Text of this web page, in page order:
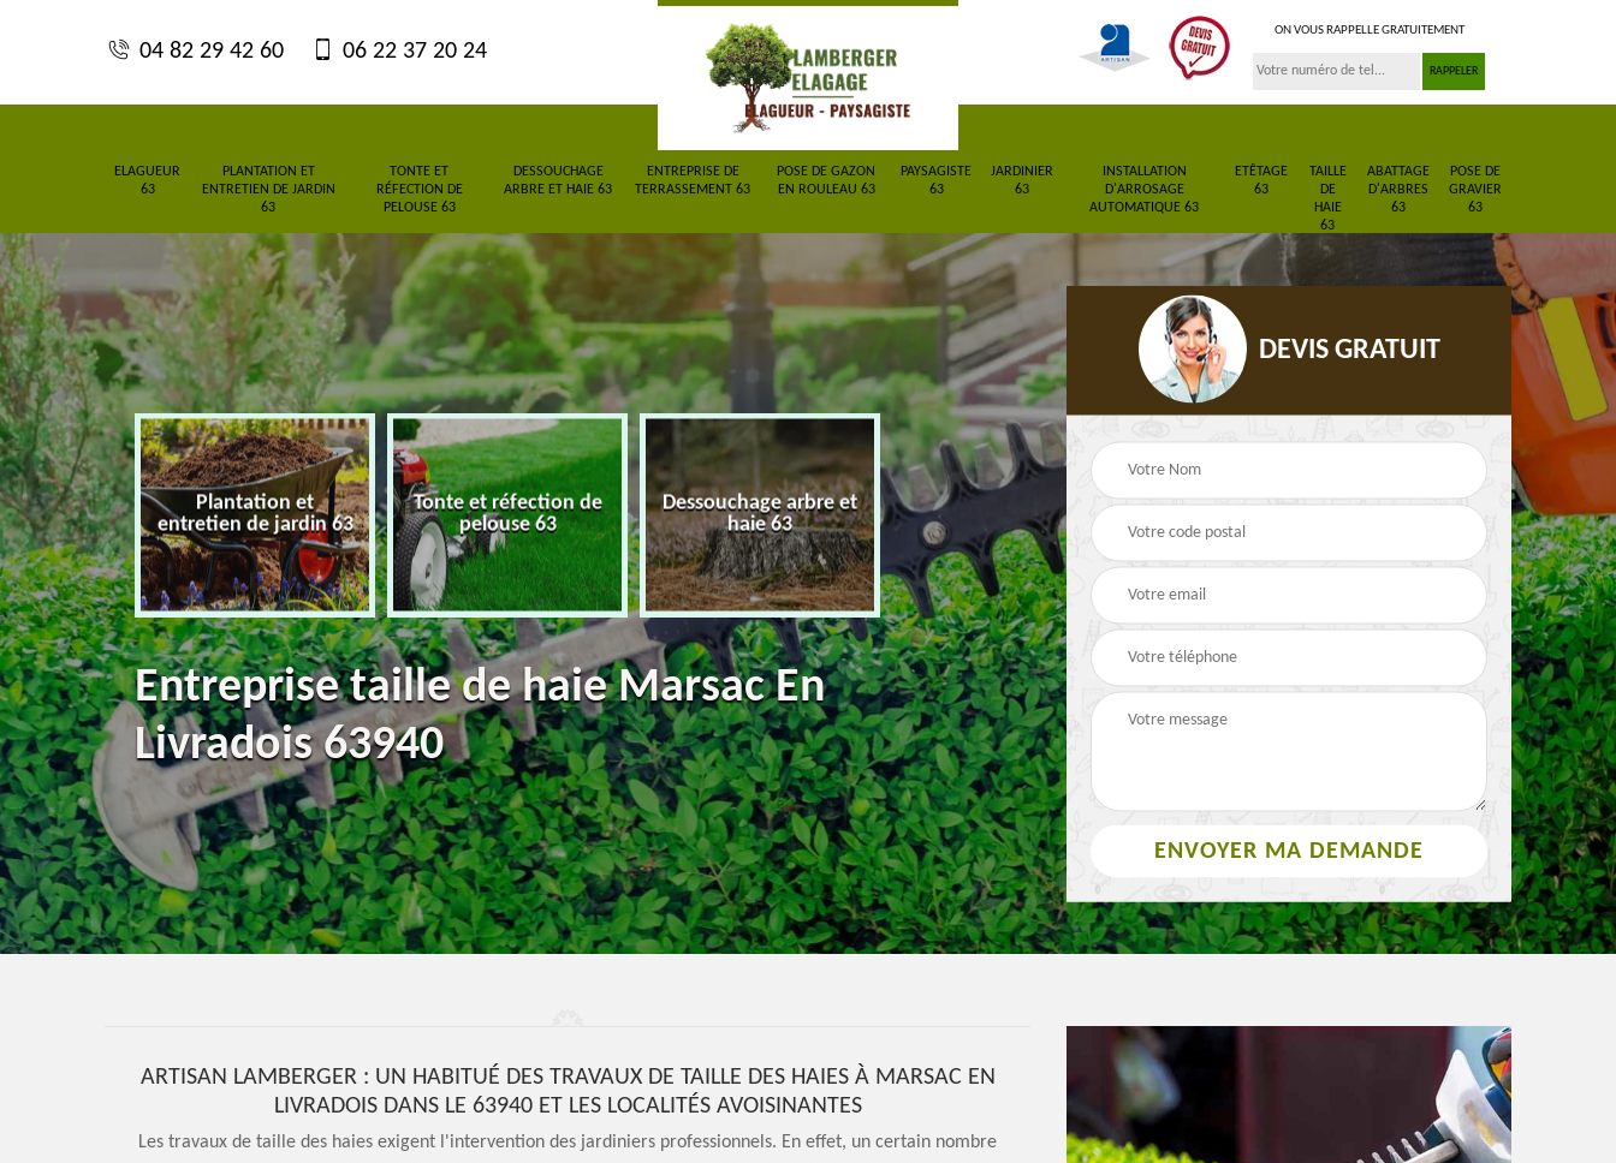
04 82 29 42 60 06 22 37 20 24
ON VOUS RAPPELLE GRATUITEMENT
ELAGUEUR
63
PLANTATION ET
ENTRETIEN DE JARDIN
63
TONTE ET
RÉFECTION DE
PELOUSE 63
DESSOUCHAGE
ARBRE ET HAIE 63
ENTREPRISE DE
TERRASSEMENT 63
POSE DE GAZON
EN ROULEAU 63
PAYSAGISTE
63
JARDINIER
63
INSTALLATION
D'ARROSAGE
AUTOMATIQUE 63
ETÊTAGE
63
TAILLE
DE
HAIE
63
ABATTAGE
D'ARBRES
63
POSE DE
GRAVIER
63
63
Plantation et
entretien de jardin 63
Tonte et réfection de
pelouse 63
Dessouchage arbre et
haie 63
Entreprise de
terrassement 63
Pose de gazon en
rouleau 63
Paysagiste 63
Entreprise taille de haie Marsac En
Livradois 63940
DEVIS GRATUIT
ARTISAN LAMBERGER : UN HABITUÉ DES TRAVAUX DE TAILLE DES HAIES À MARSAC EN
LIVRADOIS DANS LE 63940 ET LES LOCALITÉS AVOISINANTES
Les travaux de taille des haies exigent l'intervention des jardiniers professionnels. En effet, un certain nombre